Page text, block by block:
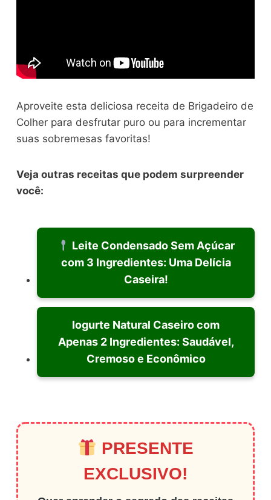
Aproveite esta deliciosa receita de Brigadeiro de
Colher para desfrutar puro ou para incrementar
suas sobremesas favoritas!
Veja outras receitas que podem surpreender
você:
Leite Condensado Sem Açúcar
com 3 Ingredientes: Uma Delícia
Caseira!
Iogurte Natural Caseiro com
Apenas 2 Ingredientes: Saudável,
Cremoso e Econômico
PRESENTE
EXCLUSIVO!